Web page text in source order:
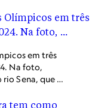
em três
Na foto,
rio Sena, que é